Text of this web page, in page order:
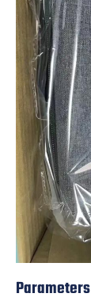
Parameters